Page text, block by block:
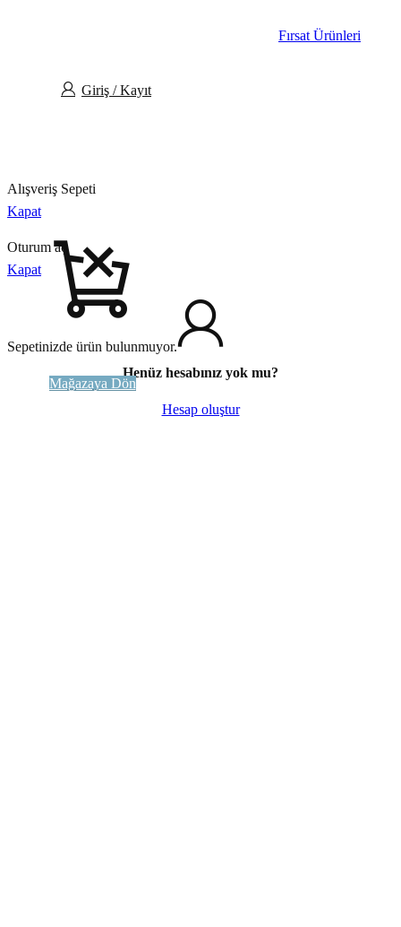
Fırsat Ürünleri
Giriş / Kayıt
Alışveriş Sepeti
Kapat
Sepetinizde ürün bulunmuyor.
Mağazaya Dön
Oturum aç
Kapat
Henüz hesabınız yok mu?
Hesap oluştur